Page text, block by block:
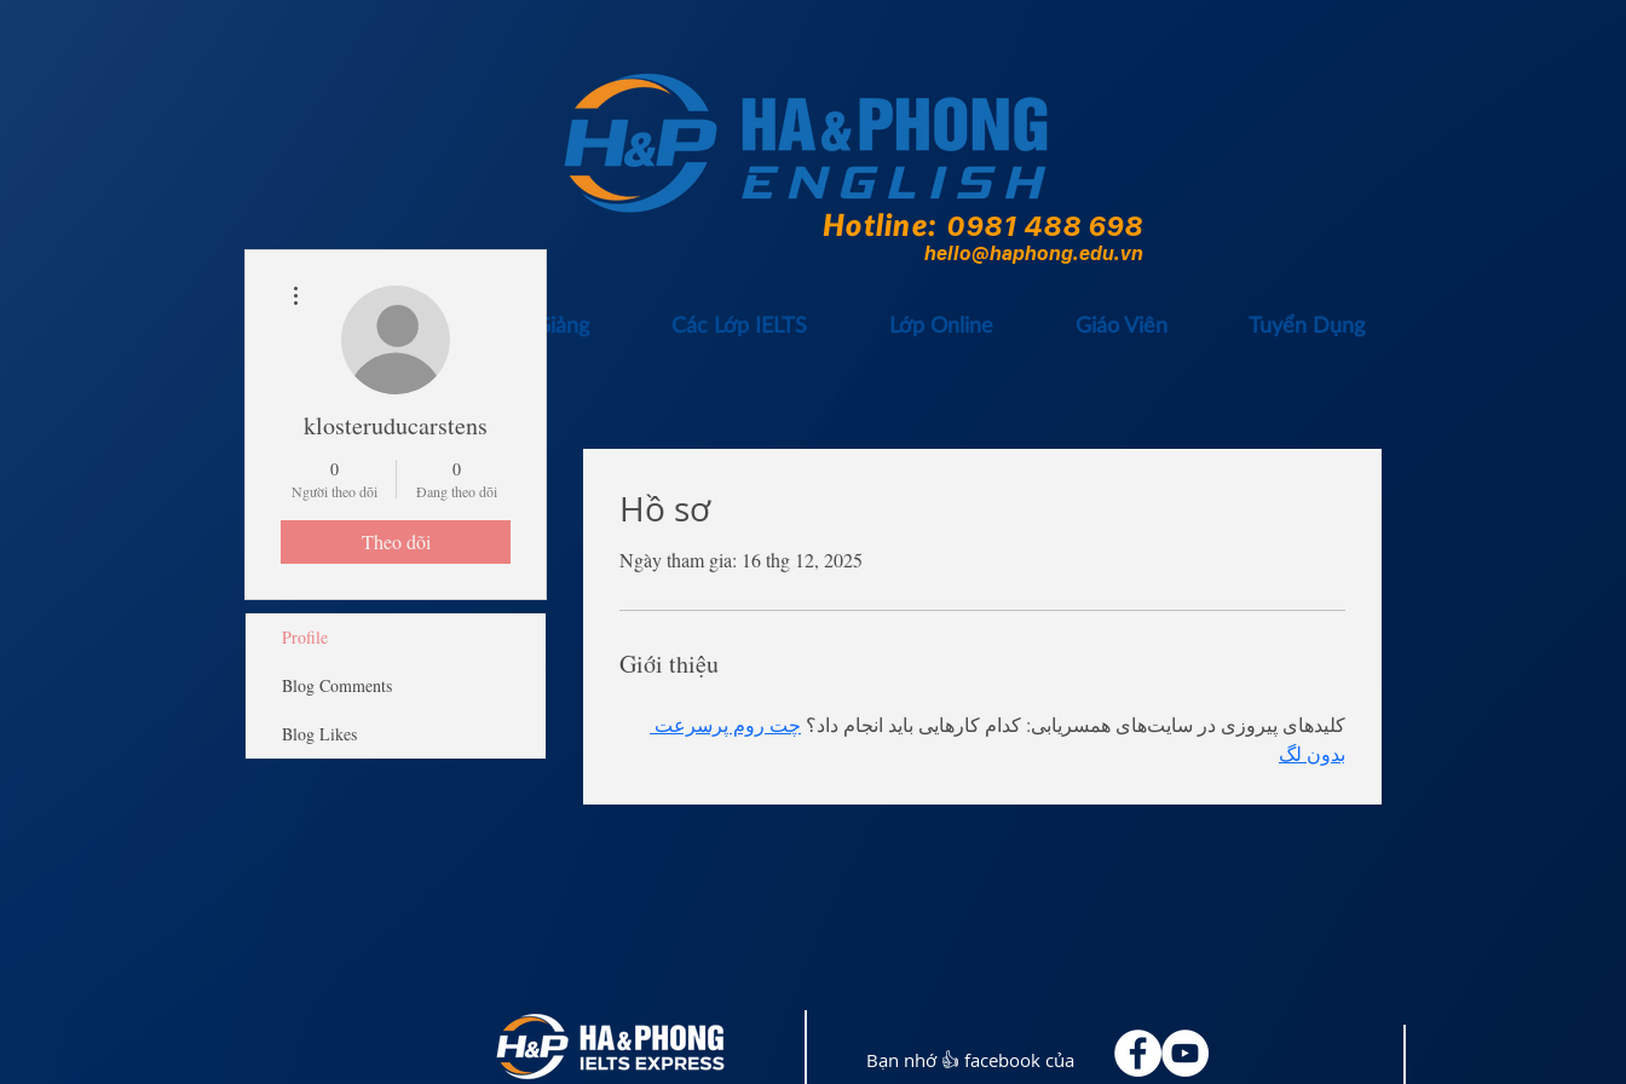
Hotline: 0981 488 698
hello@haphong.edu.vn
Trang Chủ Lịch Khai Giảng Các Lớp IELTS Lớp Online Giáo Viên Tuyển Dụng
Hồ sơ
Ngày tham gia: 16 thg 12, 2025
Giới thiệu
کلیدهای پیروزی در سایت‌های همسریابی: کدام کارهایی باید انجام داد؟
چت روم پرسرعت
بدون لگ
klosteruducarstens
0
Người theo dõi
0
Đang theo dõi
Theo dõi
Profile
Blog Comments
Blog Likes
Bạn nhớ 👍 facebook của